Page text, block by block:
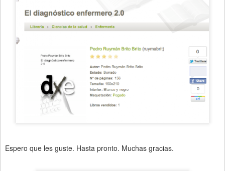
Espero que les guste. Hasta pronto. Muchas gracias.